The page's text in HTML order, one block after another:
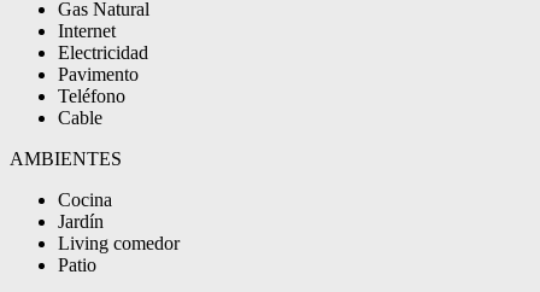
Gas Natural
Internet
Electricidad
Pavimento
Teléfono
Cable
AMBIENTES
Cocina
Jardín
Living comedor
Patio